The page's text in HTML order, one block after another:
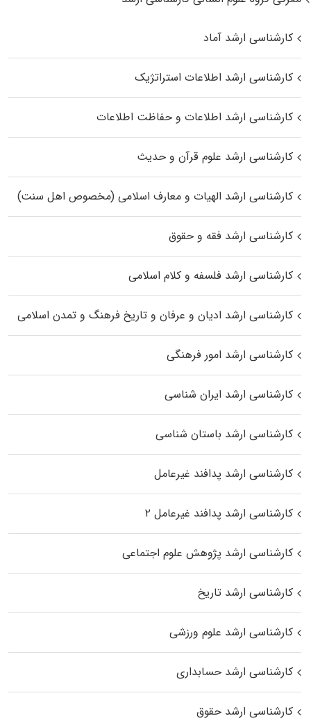
کارشناسی ارشد آماد
کارشناسی ارشد اطلاعات استراتژیک
کارشناسی ارشد اطلاعات و حفاظت اطلاعات
کارشناسی ارشد علوم قرآن و حدیث
کارشناسی ارشد الهیات و معارف اسلامی (مخصوص اهل سنت)
کارشناسی ارشد فقه و حقوق
کارشناسی ارشد فلسفه و کلام اسلامی
کارشناسی ارشد ادیان و عرفان و تاریخ فرهنگ و تمدن اسلامی
کارشناسی ارشد امور فرهنگی
کارشناسی ارشد ایران شناسی
کارشناسی ارشد باستان شناسی
کارشناسی ارشد پدافند غیرعامل
کارشناسی ارشد پدافند غیرعامل ۲
کارشناسی ارشد پژوهش علوم اجتماعی
کارشناسی ارشد تاریخ
کارشناسی ارشد علوم ورزشی
کارشناسی ارشد حسابداری
کارشناسی ارشد حقوق